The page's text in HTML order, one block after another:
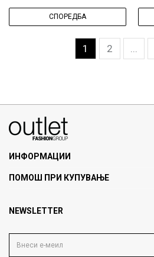
СПОРЕДБА
1 2 ...
ИНФОРМАЦИИ
За нас
Продавница
Кариера
ПОМОШ ПРИ КУПУВАЊЕ
Политика на приватност
Како да купите
NEWSLETTER